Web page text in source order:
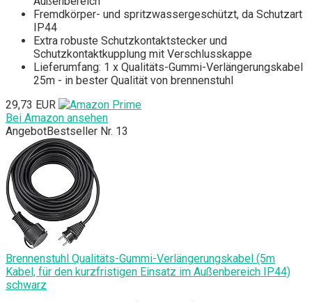
Fremdkörper- und spritzwassergeschützt, da Schutzart
IP44
Extra robuste Schutzkontaktstecker und
Schutzkontaktkupplung mit Verschlusskappe
Lieferumfang: 1 x Qualitäts-Gummi-Verlängerungskabel
25m - in bester Qualität von brennenstuhl
29,73 EUR
Bei Amazon ansehen
AngebotBestseller Nr. 13
Brennenstuhl Qualitäts-Gummi-Verlängerungskabel (5m
Kabel, für den kurzfristigen Einsatz im Außenbereich IP44)
schwarz